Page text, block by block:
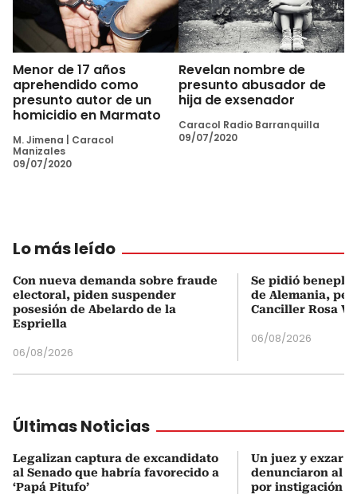
Menor de 17 años
aprehendido como
presunto autor de un
homicidio en Marmato
M. Jimena
Caracol
Manizales
09/07/2020
Revelan nombre de
presunto abusador de
hija de exsenador
Caracol Radio Barranquilla
09/07/2020
Lo más leído
Con nueva demanda sobre fraude
electoral, piden suspender
posesión de Abelardo de la
Espriella
06/08/2026
Se pidió
de Alemania,
Canciller Rosa
06/08/2026
Últimas Noticias
Legalizan captura de excandidato
al Senado que habría favorecido a
‘Papá Pitufo’
Un juez y exzar
denunciaron al
por instigación